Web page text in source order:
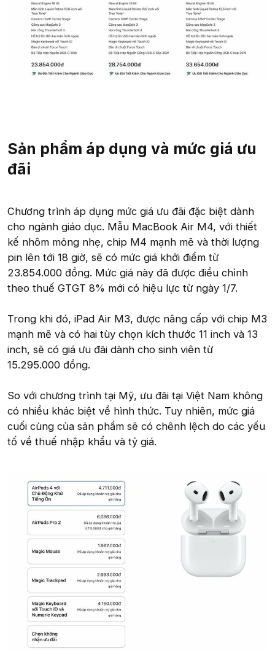
Sản phẩm áp dụng và mức giá ưu
đãi
Chương trình áp dụng mức giá ưu đãi đặc biệt dành
cho ngành giáo dục. Mẫu MacBook Air M4, với thiết
kế nhôm mỏng nhẹ, chip M4 mạnh mẽ và thời lượng
pin lên tới 18 giờ, sẽ có mức giá khởi điểm từ
23.854.000 đồng. Mức giá này đã được điều chỉnh
theo thuế GTGT 8% mới có hiệu lực từ ngày 1/7.
Trong khi đó, iPad Air M3, được nâng cấp với chip M3
mạnh mẽ và có hai tùy chọn kích thước 11 inch và 13
inch, sẽ có giá ưu đãi dành cho sinh viên từ
15.295.000 đồng.
So với chương trình tại Mỹ, ưu đãi tại Việt Nam không
có nhiều khác biệt về hình thức. Tuy nhiên, mức giá
cuối cùng của sản phẩm sẽ có chênh lệch do các yếu
tố về thuế nhập khẩu và tỷ giá.